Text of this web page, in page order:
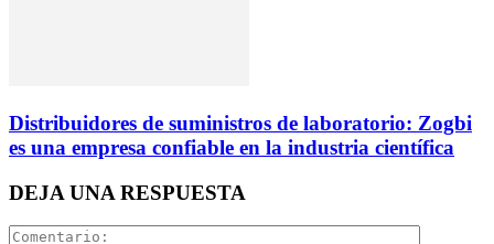
Distribuidores de suministros de laboratorio: Zogbi
es una empresa confiable en la industria científica
DEJA UNA RESPUESTA